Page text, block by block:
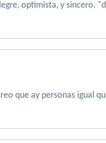
optimista, y sincero.
que ay personas igual